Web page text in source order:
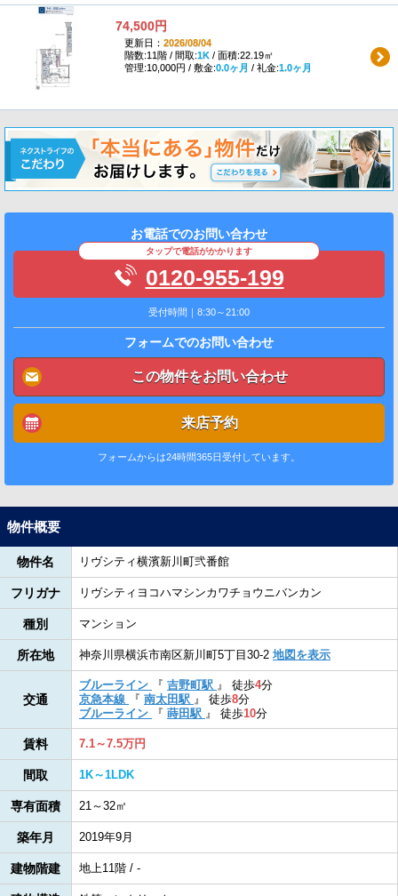
74,500円
更新日： 2026/08/04
階数:11階 / 間取:1K/ 面積:22.19㎡
管理:10,000円 / 敷金:0.0ヶ月 / 礼金:1.0ヶ月
お電話でのお問い合わせ
タップで電話がかかります
0120-955-199
受付時間｜8:30～21:00
フォームでのお問い合わせ
この物件をお問い合わせ
来店予約
フォームからは24時間365日受付しています。
物件概要
物件名 リヴシティ横濱新川町弐番館
フリガナ リヴシティヨコハマシンカワチョウニバンカン
種別 マンション
所在地 神奈川県横浜市南区新川町5丁目30-2 地図を表示
交通
ブルーライン 『 吉野町駅 』 徒歩4分
京急本線
『 南太田駅 』 徒歩8分
ブルーライン
『 蒔田駅 』 徒歩10分
賃料 7.1～7.5万円
間取 1K～1LDK
専有面積 21～32㎡
築年月 2019年9月
建物階建 地上11階 / -